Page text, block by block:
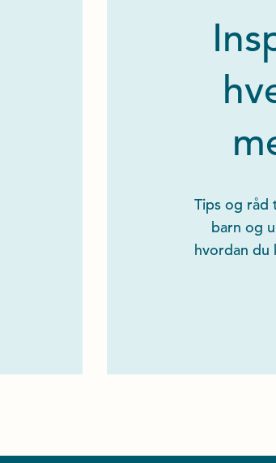
Tips og råd
barn og
hvordan du